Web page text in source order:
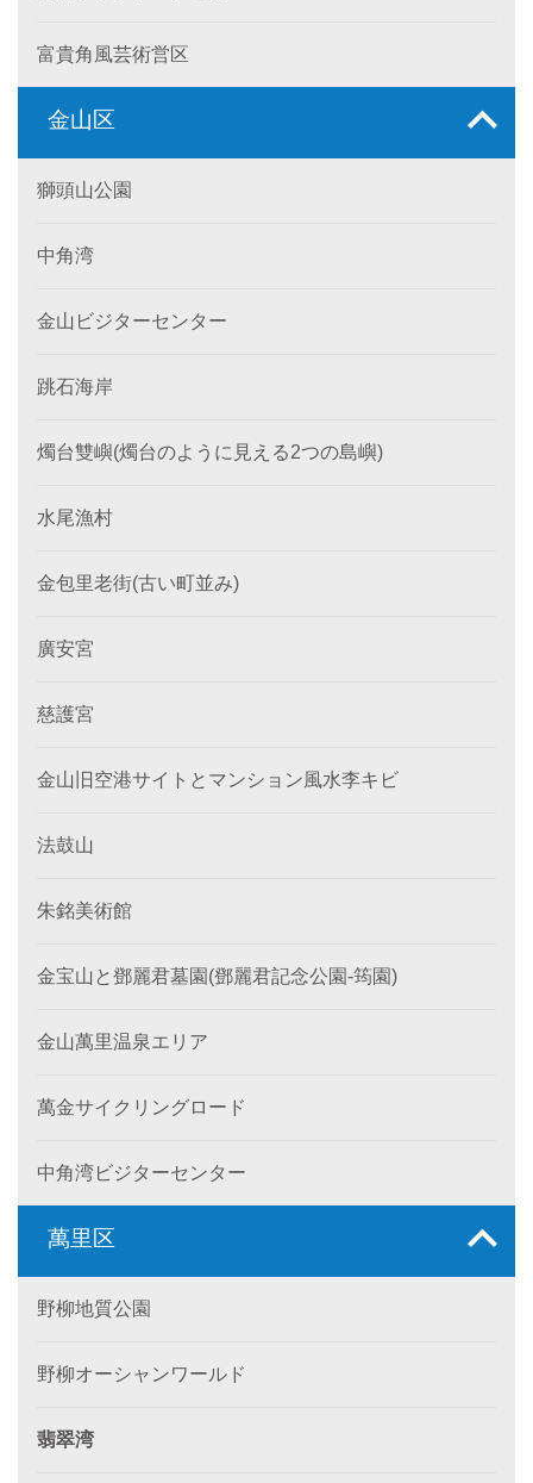
富貴角風芸術営区
金山区
獅頭山公園
中角湾
金山ビジターセンター
跳石海岸
燭台雙嶼(燭台のように見える2つの島嶼)
水尾漁村
金包里老街(古い町並み)
廣安宮
慈護宮
金山旧空港サイトとマンション風水李キビ
法鼓山
朱銘美術館
金宝山と鄧麗君墓園(鄧麗君記念公園-筠園)
金山萬里温泉エリア
萬金サイクリングロード
中角湾ビジターセンター
萬里区
野柳地質公園
野柳オーシャンワールド
翡翠湾